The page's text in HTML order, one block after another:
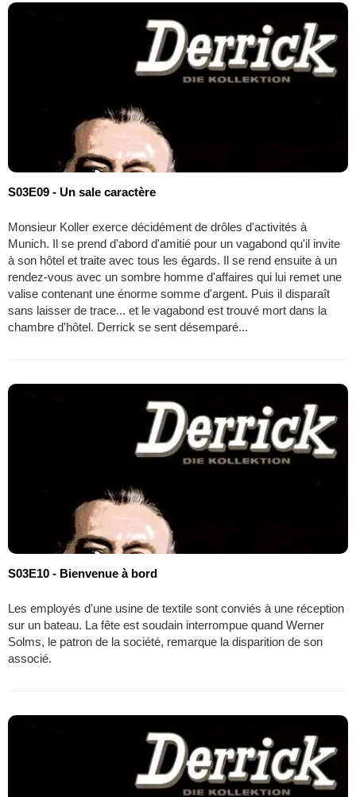
S03E09 - Un sale caractère
Monsieur Koller exerce décidément de drôles d'activités à
Munich. Il se prend d'abord d'amitié pour un vagabond qu'il invite
à son hôtel et traite avec tous les égards. Il se rend ensuite à un
rendez-vous avec un sombre homme d'affaires qui lui remet une
valise contenant une énorme somme d'argent. Puis il disparaît
sans laisser de trace... et le vagabond est trouvé mort dans la
chambre d'hôtel. Derrick se sent désemparé...
S03E10 - Bienvenue à bord
Les employés d'une usine de textile sont conviés à une réception
sur un bateau. La fête est soudain interrompue quand Werner
Solms, le patron de la société, remarque la disparition de son
associé.